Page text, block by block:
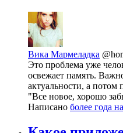
Вика Мармеладка
Это проблема уже
освежает память.
актуальности, а потом
"Все новое, хорошо
Написано более года